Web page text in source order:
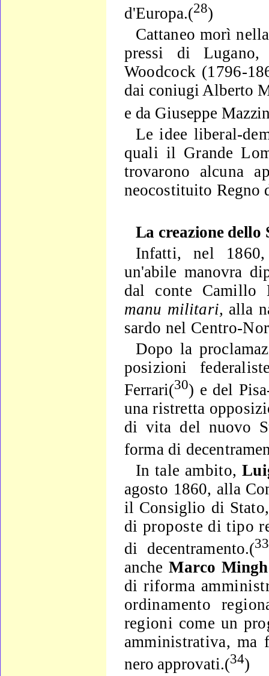
d'Europa.(28)
Cattaneo morì
pressi di Lugano,
Woodcock (1796-
dai coniugi Alberto
e da Giuseppe
Le idee liberal-
quali il Grande
trovarono alcu­na
neocostituito Regno
La creazione
Infatti, nel
un'abile manovra
dal conte Camillo
manu militari, alla
sardo nel Centro-
Dopo la
posizioni
Ferrari(30) e del
unaristretta
di vita del nuovo
forma di decen­
In tale ambito,
agosto 1860, alla
il Con­siglio di
di proposte di tipo
di decentramen­to.(33
ancheMarco
di riforma
ordina­mento
regioni come un
amministrativa,ma
nero approvati.(34)